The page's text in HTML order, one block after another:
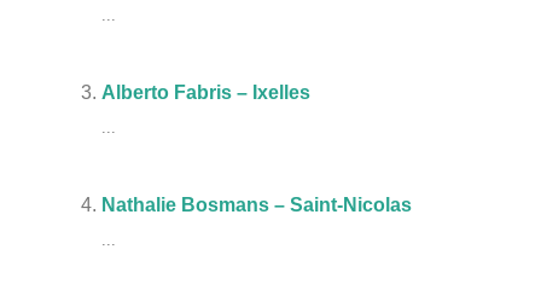
...
Alberto Fabris – Ixelles
...
Nathalie Bosmans – Saint-Nicolas
...